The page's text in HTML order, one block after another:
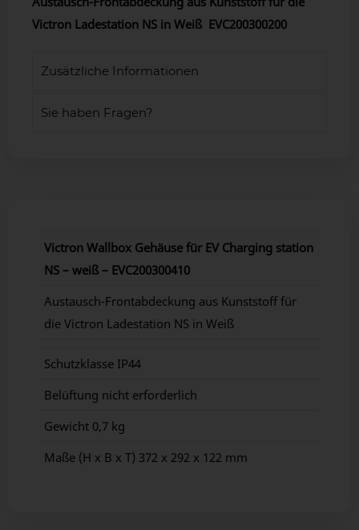
Victron Ladestation NS in Weiß EVC200300200
Zusätzliche Informationen
Sie haben Fragen?
Victron Wallbox Gehäuse für EV Charging station
NS – weiß – EVC200300410
Austausch-Frontabdeckung aus Kunststoff für
die Victron Ladestation NS in Weiß
Schutzklasse IP44
Belüftung nicht erforderlich
Gewicht 0,7 kg
Maße (H x B x T) 372 x 292 x 122 mm